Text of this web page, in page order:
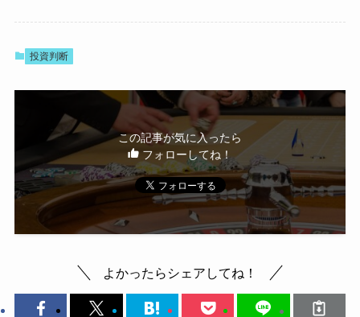
投資判断
この記事が気に入ったら
フォローしてね！
よかったらシェアしてね！